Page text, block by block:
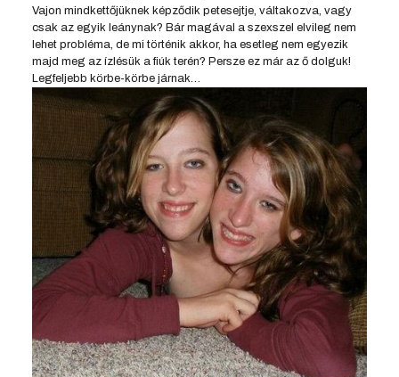
Vajon mindkettőjüknek képződik petesejtje, váltakozva, vagy
csak az egyik leánynak? Bár magával a szexszel elvileg nem
lehet probléma, de mi történik akkor, ha esetleg nem egyezik
majd meg az ízlésük a fiúk terén? Persze ez már az ő dolguk!
Legfeljebb körbe-körbe járnak…